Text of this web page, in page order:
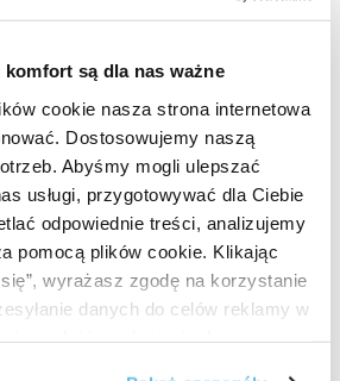
są dla nas ważne
cookie nasza strona internetowa
Dostosowujemy naszą
Abyśmy mogli ulepszać
usługi, przygotowywać dla Ciebie
odpowiednie treści, analizujemy
pomocą plików cookie. Klikając
wyrażasz zgodę na korzystanie
danych do celów reklamy w
którym odczuwany jest
mgiełką do ciałalub przed
przygotuj maluszkowi
serum w uprzednio zwilżony
ukojenia, np. podeszwy
ciała wokół pępka.